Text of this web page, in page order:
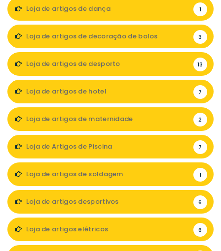
Loja de artigos de dança 1
Loja de artigos de decoração de bolos 3
Loja de artigos de desporto 13
Loja de artigos de hotel 7
Loja de artigos de maternidade 2
Loja de Artigos de Piscina 7
Loja de artigos de soldagem 1
Loja de artigos desportivos 6
Loja de artigos elétricos 6